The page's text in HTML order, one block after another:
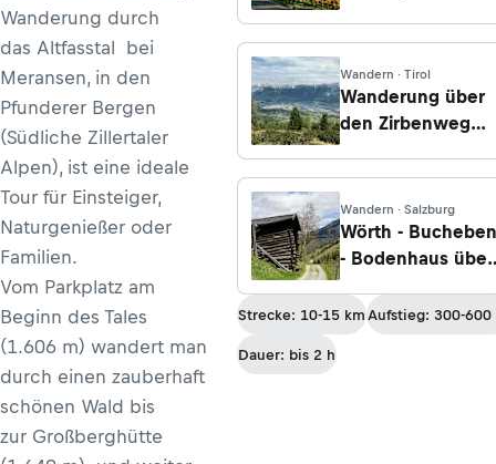
Wanderung durch
das Altfasstal bei
Meransen, in den
Pfunderer Bergen
(Südliche Zillertaler
Alpen), ist eine ideale
Tour für Einsteiger,
Naturgenießer oder
Familien.
Vom Parkplatz am
Beginn des Tales
(1.606 m) wandert man
durch einen zauberhaft
schönen Wald bis
zur Großberghütte
Wandern · Tirol
Wanderung über
den Zirbenweg
von der
Bergstation
Wandern · Salzburg
Wörth - Bucheben
- Bodenhaus über
Buchebenstraße
Strecke: 10-15 km Aufstieg: 300-600
Dauer: bis 2 h